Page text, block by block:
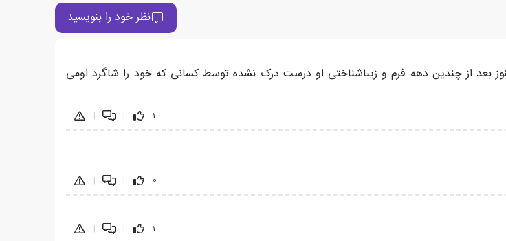
نظر خود را بنویسید
بعد از چندین دهه فرم و زیباشناختی او درست درک نشده توسط کسانی که خود را شاگرد او‌می
1
|
|
0
|
|
1
|
|